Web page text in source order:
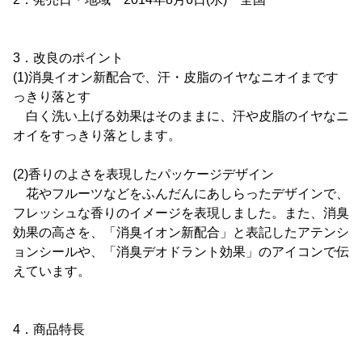
3．改良のポイント
(1)消臭イオン新配合で、汗・皮脂のイヤなニオイまです
っきり落とす
白く洗い上げる効果はそのままに、汗や皮脂のイヤなニ
オイをすっきり落とします。
(2)香りのよさを表現したパッケージデザイン
花やフルーツなどをふんだんにあしらったデザインで、
フレッシュな香りのイメージを表現しました。また、消臭
効果の高さを、「消臭イオン新配合」と表記したアテンシ
ョンシールや、「消臭デオドラント効果」のアイコンで伝
えています。
4．商品特長